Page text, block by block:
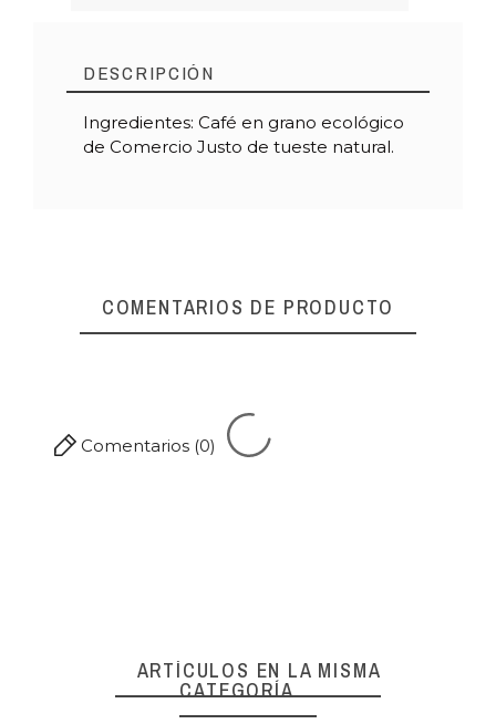
DESCRIPCIÓN
Ingredientes: Café en grano ecológico
de Comercio Justo de tueste natural.
COMENTARIOS DE PRODUCTO
Comentarios (0)
ARTÍCULOS EN LA MISMA
CATEGORÍA